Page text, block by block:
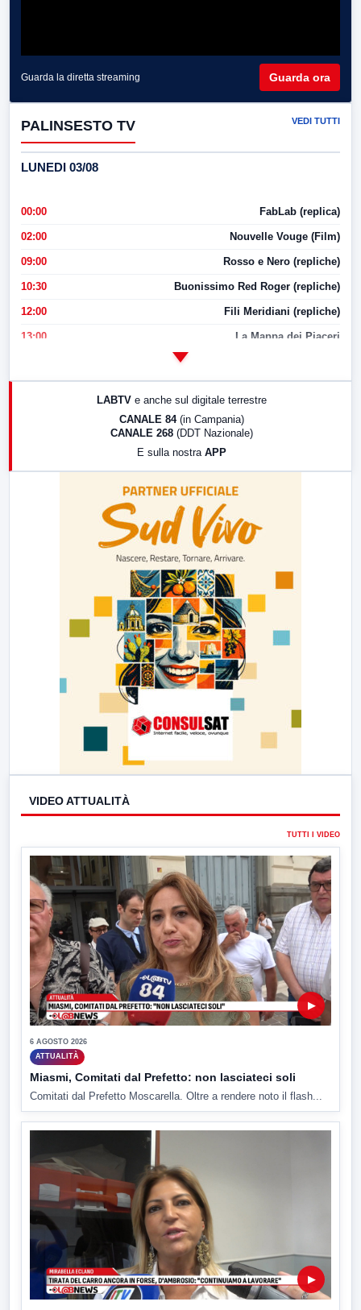
Guarda la diretta streaming Guarda ora
PALINSESTO TV VEDI TUTTI
LUNEDI 03/08
00:00 FabLab (replica)
02:00 Nouvelle Vouge (Film)
09:00 Rosso e Nero (repliche)
10:30 Buonissimo Red Roger (repliche)
12:00 Fili Meridiani (repliche)
13:00 La Mappa dei Piaceri
LABTV e anche sul digitale terrestre
CANALE 84 (in Campania)
CANALE 268 (DDT Nazionale)
E sulla nostra APP
VIDEO ATTUALITÀ
TUTTI I VIDEO
▶
6 AGOSTO 2026
ATTUALITÀ
Miasmi, Comitati dal Prefetto: non lasciateci soli
Comitati dal Prefetto Moscarella. Oltre a rendere noto il flash...
▶